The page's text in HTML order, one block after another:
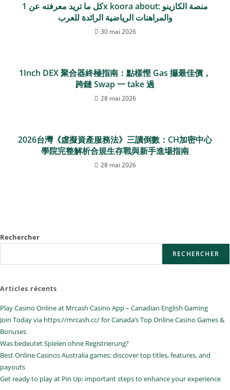
كل ما تريد معرفته عن 1x koora about: منصة الكازينو
والمراهنات الرياضية الرائدة للعرب
30 mai 2026
1Inch DEX 聚合器終極指南：點樣慳 Gas 攞最佳價，
跨鏈 Swap 一 take 過
28 mai 2026
2026台灣《虛擬資產服務法》三讀倒數：CH加密中心
學院完整解析合規生存戰與新手進場指南
28 mai 2026
Rechercher
RECHERCHER
Articles récents
Play Casino Online at Mrcash Casino App – Canadian English Gaming
Join Today via https://mrcash.cc/ for Canada’s Top Online Casino Games &
Bonuses
Was bedeutet Spielen ohne Registrierung?
Best Online Casinos Australia games: discover top titles, features, and
payouts
Get ready to play at Pin Up: important steps to enhance your experience